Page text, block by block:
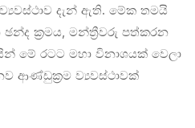
දැන් ඇති. මේක තමයි
ක්‍රමය, මන්ත්‍රීවරු පත්කරන
මේ රටට මහා විනාශයක් වෙලා
ආණ්ඩුක්‍රම ව්‍යවස්ථාවක්